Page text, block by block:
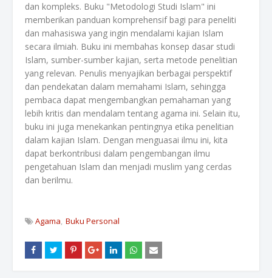
dan kompleks. Buku "Metodologi Studi Islam" ini
memberikan panduan komprehensif bagi para peneliti
dan mahasiswa yang ingin mendalami kajian Islam
secara ilmiah. Buku ini membahas konsep dasar studi
Islam, sumber-sumber kajian, serta metode penelitian
yang relevan. Penulis menyajikan berbagai perspektif
dan pendekatan dalam memahami Islam, sehingga
pembaca dapat mengembangkan pemahaman yang
lebih kritis dan mendalam tentang agama ini. Selain itu,
buku ini juga menekankan pentingnya etika penelitian
dalam kajian Islam. Dengan menguasai ilmu ini, kita
dapat berkontribusi dalam pengembangan ilmu
pengetahuan Islam dan menjadi muslim yang cerdas
dan berilmu.
Agama Buku Personal